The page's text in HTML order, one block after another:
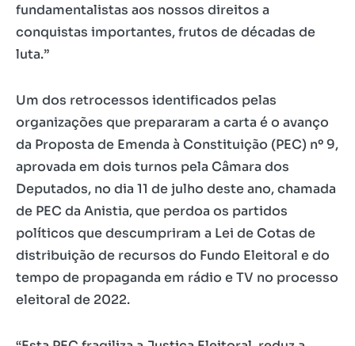
fundamentalistas aos nossos direitos a
conquistas importantes, frutos de décadas de
luta.”
Um dos retrocessos identificados pelas
organizações que prepararam a carta é o avanço
da Proposta de Emenda à Constituição (PEC) nº 9,
aprovada em dois turnos pela Câmara dos
Deputados, no dia 11 de julho deste ano, chamada
de PEC da Anistia, que perdoa os partidos
políticos que descumpriram a Lei de Cotas de
distribuição de recursos do Fundo Eleitoral e do
tempo de propaganda em rádio e TV no processo
eleitoral de 2022.